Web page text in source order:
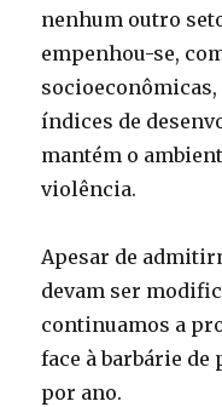
nenhum outro
empenhou-se,
índices de
mantém o
violência.
Apesar de
devam ser
continuamos a
face à barbárie de
por ano.